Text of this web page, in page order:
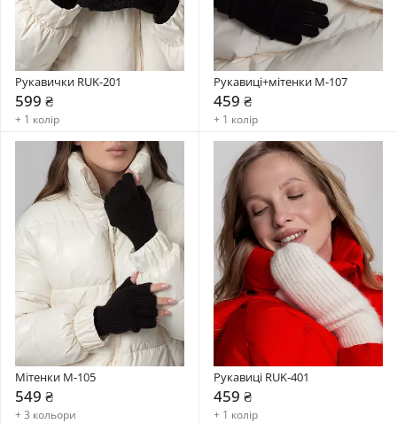
Рукавички RUK-201
599 ₴
+ 1 колір
Рукавиці+мітенки М-107
459 ₴
+ 1 колір
Мітенки M-105
549 ₴
+ 3 кольори
Рукавиці RUK-401
459 ₴
+ 1 колір